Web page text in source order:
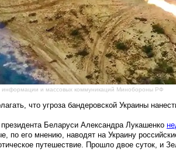
информации и массовых коммуникаций Минобороны РФ
что угроза бандеровской Украины
Беларуси Александра Лукашенко
по его мнению, наводят на Украину
путешествие. Прошло двое суток, и